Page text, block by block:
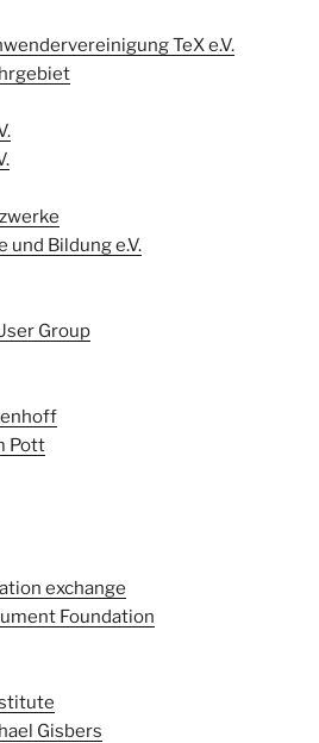
TeX e.V.
und Bildung e.V.
Group
Pott
exchange
Foundation
Gisbers